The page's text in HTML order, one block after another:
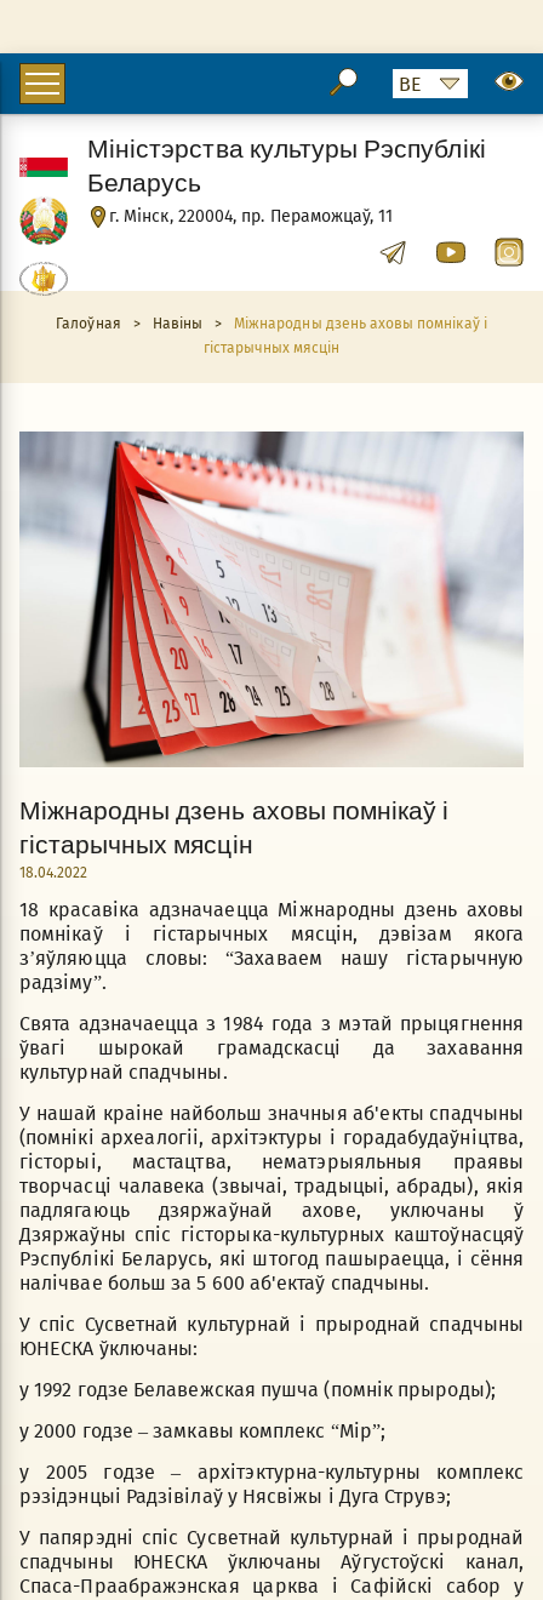
г. Мінск, 220004, пр. Пераможцаў, 11
Міністэрства культуры Рэспублікі
Беларусь
Галоўная > Навіны >
Міжнародны дзень аховы помнікаў і
гістарычных мясцін
Міжнародны дзень аховы помнікаў і
гістарычных мясцін
18.04.2022
18 красавіка адзначаецца Міжнародны дзень аховы
помнікаў і гістарычных мясцін, дэвізам якога
з’яўляюцца словы: “Захаваем нашу гістарычную
радзіму”.
Свята адзначаецца з 1984 года з мэтай прыцягнення
ўвагі шырокай грамадскасці да захавання
культурнай спадчыны.
У нашай краіне найбольш значныя аб'екты спадчыны
(помнікі археалогіі, архітэктуры і горадабудаўніцтва,
гісторыі, мастацтва, нематэрыяльныя праявы
творчасці чалавека (звычаі, традыцыі, абрады), якія
падлягаюць дзяржаўнай ахове, уключаны ў
Дзяржаўны спіс гісторыка-культурных каштоўнасцяў
Рэспублікі Беларусь, які штогод пашыраецца, і сёння
налічвае больш за 5 600 аб'ектаў спадчыны.
У спіс Сусветнай культурнай і прыроднай спадчыны
ЮНЕСКА ўключаны:
у 1992 годзе Белавежская пушча (помнік прыроды);
у 2000 годзе – замкавы комплекс “Мір”;
у 2005 годзе – архітэктурна-культурны комплекс
рэзідэнцыі Радзівілаў у Нясвіжы і Дуга Струвэ;
У папярэдні спіс Сусветнай культурнай і прыроднай
спадчыны ЮНЕСКА ўключаны Аўгустоўскі канал,
Спаса-Праабражэнская царква і Сафійскі сабор у